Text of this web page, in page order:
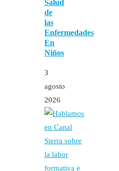
Salud
de
las
Enfermedades
En
Niños
3
agosto
2026